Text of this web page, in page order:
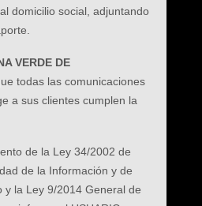
domicilio social, adjuntando
VERDE DE
todas las comunicaciones
a sus clientes cumplen la
de la Ley 34/2002 de
de la Información y de
y la Ley 9/2014 General de